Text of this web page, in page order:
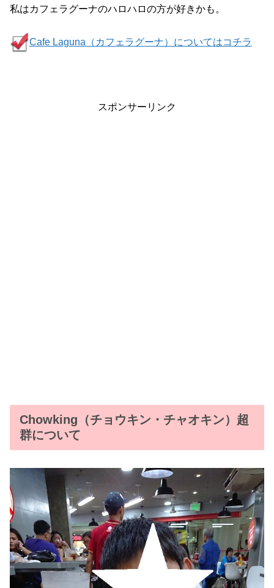
私はカフェラグーナのハロハロの方が好きかも。
Cafe Laguna（カフェラグーナ）についてはコチラ
スポンサーリンク
Chowking（チョウキン・チャオキン）超
群について